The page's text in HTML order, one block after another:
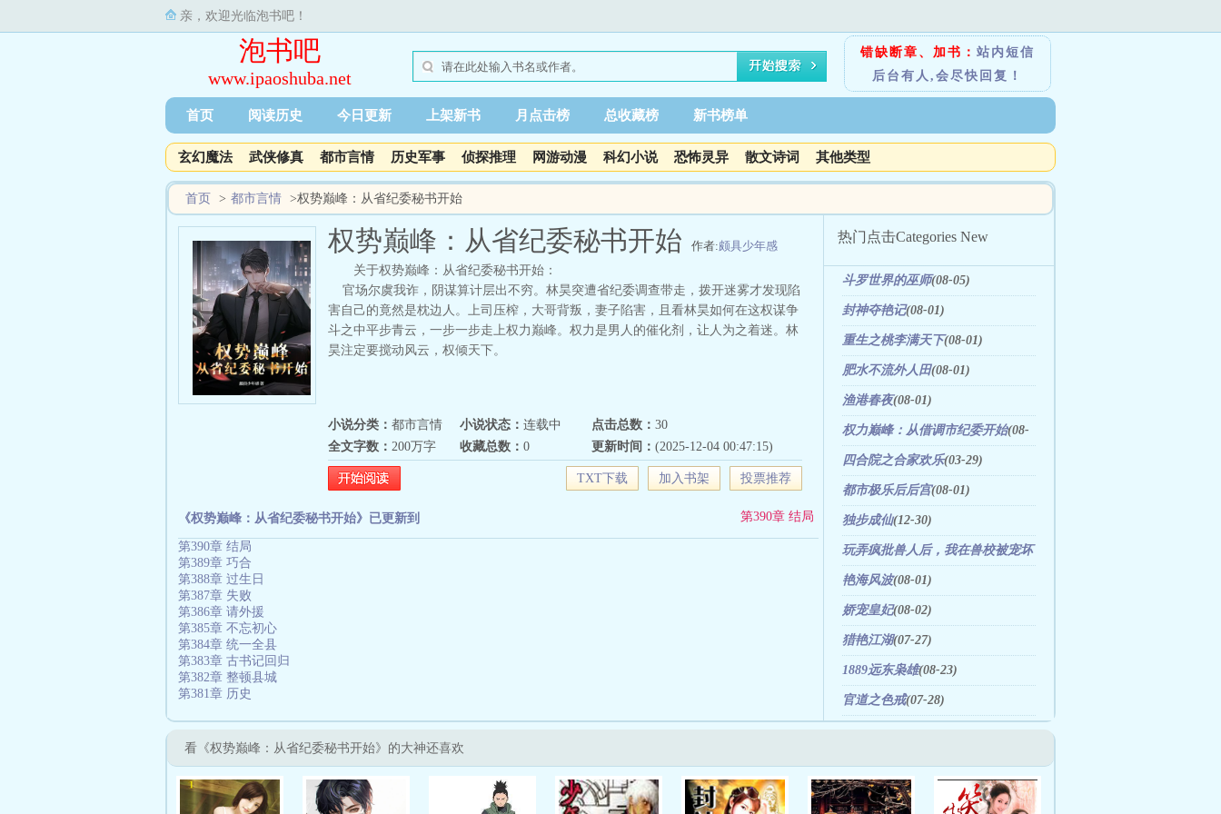
亲，欢迎光临泡书吧！
泡书吧
www.ipaoshuba.net
错缺断章、加书： 站内短信
后台有人,会尽快回复！
首页 阅读历史 今日更新 上架新书 月点击榜 总收藏榜 新书榜单
玄幻魔法 武侠修真 都市言情 历史军事 侦探推理 网游动漫 科幻小说 恐怖灵异 散文诗词 其他类型
首页 > 都市言情 >权势巅峰：从省纪委秘书开始
权势巅峰：从省纪委秘书开始 作者:颇具少年感
关于权势巅峰：从省纪委秘书开始：
官场尔虞我诈，阴谋算计层出不穷。林昊突遭省纪委调查带走，拨开迷雾才发现陷
害自己的竟然是枕边人。上司压榨，大哥背叛，妻子陷害，且看林昊如何在这权谋争
斗之中平步青云，一步一步走上权力巅峰。权力是男人的催化剂，让人为之着迷。林
昊注定要搅动风云，权倾天下。
小说分类： 都市言情 小说状态： 连载中 点击总数： 30
全文字数： 200万字 收藏总数： 0 更新时间： (2025-12-04 00:47:15)
TXT下载 加入书架 投票推荐
《权势巅峰：从省纪委秘书开始》已更新到 第390章 结局
第390章 结局
第389章 巧合
第388章 过生日
第387章 失败
第386章 请外援
第385章 不忘初心
第384章 统一全县
第383章 古书记回归
第382章 整顿县城
第381章 历史
热门点击Categories New
斗罗世界的巫师(08-05)
封神夺艳记(08-01)
重生之桃李满天下(08-01)
肥水不流外人田(08-01)
渔港春夜(08-01)
权力巅峰：从借调市纪委开始(08-
08)
四合院之合家欢乐(03-29)
都市极乐后后宫(08-01)
独步成仙(12-30)
玩弄疯批兽人后，我在兽校被宠坏
(08-06)
艳海风波(08-01)
娇宠皇妃(08-02)
猎艳江湖(07-27)
1889远东枭雄(08-23)
官道之色戒(07-28)
看《权势巅峰：从省纪委秘书开始》的大神还喜欢